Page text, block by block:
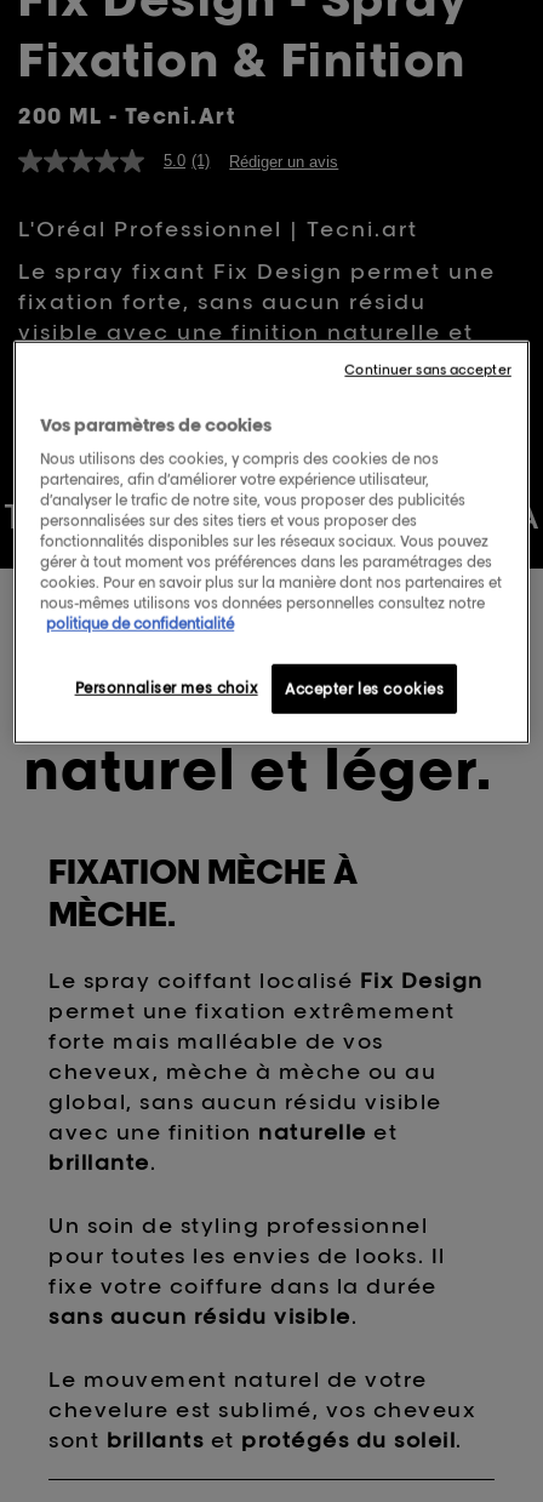
Fixation & Finition
200 ML - Tecni.art
5.0
5,
de
la
note
moyenne.
Read
sur
même
page.
5.0 (1) Rédiger un avis
L'Oréal Professionnel | Tecni.art
Le spray fixant Fix Design permet une
fixation forte, sans aucun résidu
visible avec une finition naturelle et
TECNI.ART TECNI.ART
TECNI.A
RT
TECNI.ART
Spray tenue
maximale, fini
naturel et léger.
FIXATION MÈCHE À
MÈCHE.
Le spray coiffant localisé Fix Design
permet une fixation extrêmement
forte mais malléable de vos
cheveux, mèche à mèche ou au
global, sans aucun résidu visible
avec une finition naturelle et
brillante.
Un soin de styling professionnel
pour toutes les envies de looks. Il
fixe votre coiffure dans la durée
sans aucun résidu visible.
Le mouvement naturel de votre
chevelure est sublimé, vos cheveux
sont brillants et protégés du soleil.
Vos paramètres de cookies
Nous utilisons des cookies, y compris des cookies de nos
partenaires, afin d’améliorer votre expérience utilisateur,
d’analyser le trafic de notre site, vous proposer des publicités
personnalisées sur des sites tiers et vous proposer des
fonctionnalités disponibles sur les réseaux sociaux. Vous pouvez
gérer à tout moment vos préférences dans les paramétrages des
cookies. Pour en savoir plus sur la manière dont nos partenaires et
nous-mêmes utilisons vos données personnelles consultez notre
politique de confidentialité
Accepter les cookies
Personnaliser mes choix
Continuer sans accepter